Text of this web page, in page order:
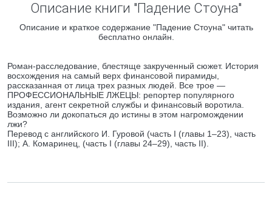
Описание книги "Падение Стоуна"
Описание и краткое содержание "Падение Стоуна" читать
бесплатно онлайн.
Роман-расследование, блестяще закрученный сюжет. История
восхождения на самый верх финансовой пирамиды,
рассказанная от лица трех разных людей. Все трое —
ПРОФЕССИОНАЛЬНЫЕ ЛЖЕЦЫ: репортер популярного
издания, агент секретной службы и финансовый воротила.
Возможно ли докопаться до истины в этом нагромождении
лжи?
Перевод с английского И. Гуровой (часть I (главы 1–23), часть
III); А. Комаринец, (часть I (главы 24–29), часть II).